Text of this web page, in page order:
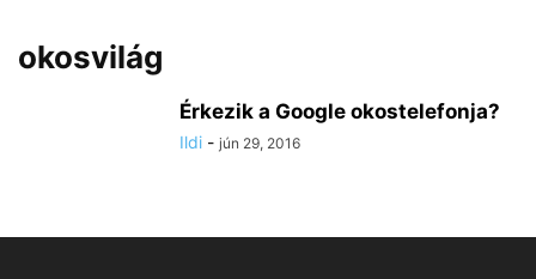
okosvilág
Érkezik a Google okostelefonja?
Ildi - jún 29, 2016